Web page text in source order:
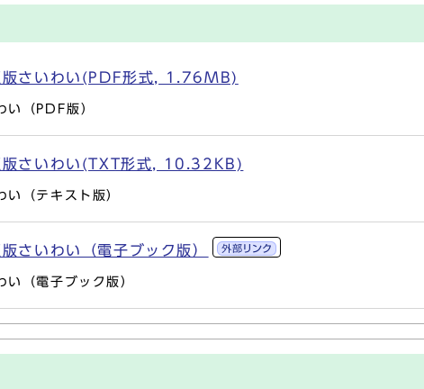
さいわい(PDF形式, 1.76MB)
（PDF版）
さいわい(TXT形式, 10.32KB)
（テキスト版）
いわい（電子ブック版）
（電子ブック版）